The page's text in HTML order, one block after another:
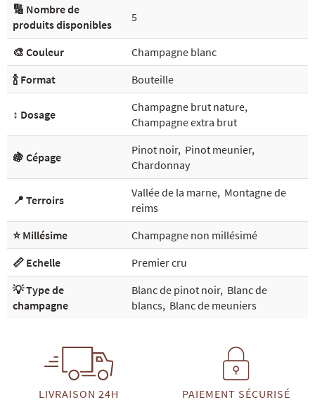
🔢 Nombre de
produits disponibles
5
🎨 Couleur
Champagne blanc
🍾 Format
Bouteille
↕️ Dosage
Champagne brut nature,
Champagne extra brut
🍇 Cépage
Pinot noir, Pinot meunier,
Chardonnay
📍 Terroirs
Vallée de la marne, Montagne de
reims
⭐ Millésime
Champagne non millésimé
📏 Echelle
Premier cru
💡 Type de
champagne
Blanc de pinot noir, Blanc de
blancs, Blanc de meuniers
LIVRAISON 24H
PAIEMENT SÉCURISÉ